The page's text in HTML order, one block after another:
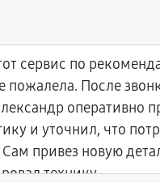
сервис по
пожалела. После
оперативно
и уточнил, что
привез новую
технику.